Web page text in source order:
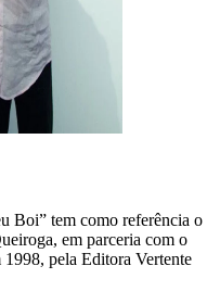
Boi” tem como referência o
em parceria com o
1998, pela Editora Vertente